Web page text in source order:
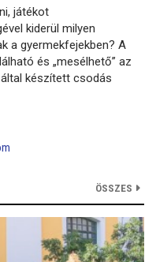
játékot
kiderül milyen
a gyermekfejekben? A
és „mesélhető” az
készített csodás
ÖSSZES